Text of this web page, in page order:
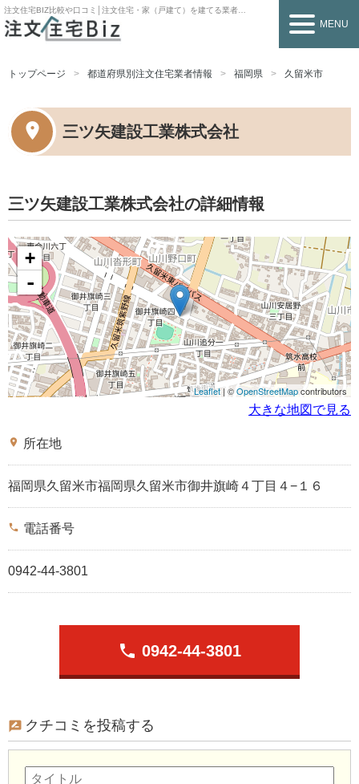
注文住宅BIZ比較や口コミ│注文住宅・家（戸建て）を建てる業者を探すなら
MENU
トップページ 都道府県別注文住宅業者情報 福岡県 久留米市
三ツ矢建設工業株式会社
三ツ矢建設工業株式会社の詳細情報
+
-
Leaflet| ©OpenStreetMapcontributors
大きな地図で見る
place 所在地
福岡県久留米市福岡県久留米市御井旗崎４丁目４−１６
phone 電話番号
0942-44-3801
phone 0942-44-3801
クチコミを投稿する